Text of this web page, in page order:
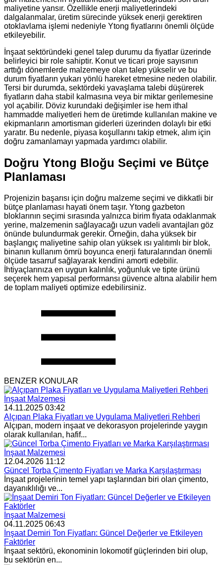
maliyetine yansır. Özellikle enerji maliyetlerindeki
dalgalanmalar, üretim sürecinde yüksek enerji gerektiren
otoklavlama işlemi nedeniyle Ytong fiyatlarını önemli ölçüde
etkileyebilir.
İnşaat sektöründeki genel talep durumu da fiyatlar üzerinde
belirleyici bir role sahiptir. Konut ve ticari proje sayısının
arttığı dönemlerde malzemeye olan talep yükselir ve bu
durum fiyatların yukarı yönlü hareket etmesine neden olabilir.
Tersi bir durumda, sektördeki yavaşlama talebi düşürerek
fiyatların daha stabil kalmasına veya bir miktar gerilemesine
yol açabilir. Döviz kurundaki değişimler ise hem ithal
hammadde maliyetleri hem de üretimde kullanılan makine ve
ekipmanların amortisman giderleri üzerinden dolaylı bir etki
yaratır. Bu nedenle, piyasa koşullarını takip etmek, alım için
doğru zamanlamayı yapmada yardımcı olabilir.
Doğru Ytong Bloğu Seçimi ve Bütçe
Planlaması
Projenizin başarısı için doğru malzeme seçimi ve dikkatli bir
bütçe planlaması hayati önem taşır. Ytong gazbeton
bloklarının seçimi sırasında yalnızca birim fiyata odaklanmak
yerine, malzemenin sağlayacağı uzun vadeli avantajları göz
önünde bulundurmak gerekir. Örneğin, daha yüksek bir
başlangıç maliyetine sahip olan yüksek ısı yalıtımlı bir blok,
binanın kullanım ömrü boyunca enerji faturalarından önemli
ölçüde tasarruf sağlayarak kendini amorti edebilir.
İhtiyaçlarınıza en uygun kalınlık, yoğunluk ve tipte ürünü
seçerek hem yapısal performansı güvence altına alabilir hem
de toplam maliyeti optimize edebilirsiniz.
BENZER KONULAR
İnşaat Malzemesi
14.11.2025 03:42
Alçıpan Plaka Fiyatları ve Uygulama Maliyetleri Rehberi
Alçıpan, modern inşaat ve dekorasyon projelerinde yaygın
olarak kullanılan, hafif...
İnşaat Malzemesi
12.04.2026 11:12
Güncel Torba Çimento Fiyatları ve Marka Karşılaştırması
İnşaat projelerinin temel yapı taşlarından biri olan çimento,
dayanıklılığı ve...
İnşaat Malzemesi
04.11.2025 06:43
İnşaat Demiri Ton Fiyatları: Güncel Değerler ve Etkileyen
Faktörler
İnşaat sektörü, ekonominin lokomotif güçlerinden biri olup,
bu sektörün en...